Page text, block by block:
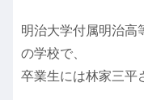
明治大学付属明治高
の学校で、
卒業生には林家三平